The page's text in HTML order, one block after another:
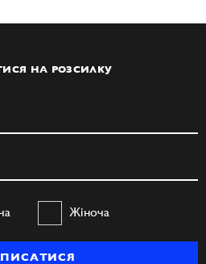
НА РОЗСИЛКУ
Жіноча